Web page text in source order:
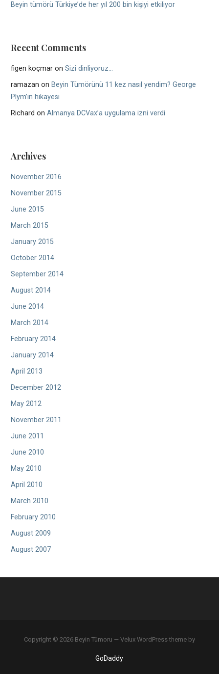
Beyin tümörü Türkiye’de her yıl 200 bin kişiyi etkiliyor
Recent Comments
figen koçmar onSizi dinliyoruz…
ramazan on Beyin Tümörünü 11 kez nasıl yendim? George
Plym’in hikayesi
Richard onAlmanya DCVax’a uygulama izni verdi
Archives
November 2016
November 2015
June 2015
March 2015
January 2015
October 2014
September 2014
August 2014
June 2014
March 2014
February 2014
January 2014
April 2013
December 2012
May 2012
November 2011
June 2011
June 2010
May 2010
April 2010
March 2010
February 2010
August 2009
August 2007
Copyright © 2026 Beyin Tümoru — Velux WordPress theme by
GoDaddy